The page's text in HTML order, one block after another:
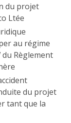
du projet
Ltée
au régime
du Règlement
du projet
tant que la